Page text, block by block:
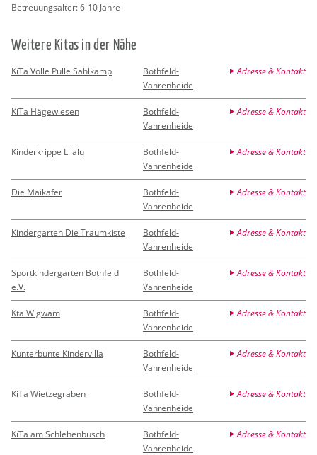
Be­treu­ungs­al­ter: 6-10 Jahre
Wei­te­re Kitas in der Nähe
KiTa Volle Pulle Sahlkamp
Bothfeld-
Vahrenheide
Adresse & Kontakt
KiTa Hägewiesen
Bothfeld-
Vahrenheide
Adresse & Kontakt
Kinderkrippe Lilalu
Bothfeld-
Vahrenheide
Adresse & Kontakt
Die Maikäfer
Bothfeld-
Vahrenheide
Adresse & Kontakt
Kindergarten Die Traumkiste
Bothfeld-
Vahrenheide
Adresse & Kontakt
Sportkindergarten Bothfeld
e.V.
Bothfeld-
Vahrenheide
Adresse & Kontakt
Kta Wigwam
Bothfeld-
Vahrenheide
Adresse & Kontakt
Kunterbunte Kindervilla
Bothfeld-
Vahrenheide
Adresse & Kontakt
KiTa Wietzegraben
Bothfeld-
Vahrenheide
Adresse & Kontakt
KiTa am Schlehenbusch
Bothfeld-
Vahrenheide
Adresse & Kontakt